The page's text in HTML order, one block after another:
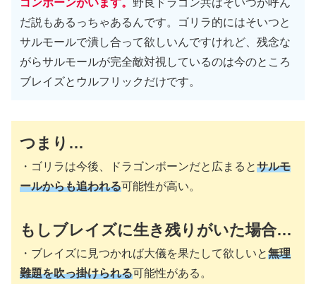
ゴンボーンがいます。 野良ドラゴン共はそいつが呼ん
だ説もあるっちゃあるんです。ゴリラ的にはそいつと
サルモールで潰し合って欲しいんですけれど、残念な
がらサルモールが完全敵対視しているのは今のところ
ブレイズとウルフリックだけです。
つまり…
・ゴリラは今後、ドラゴンボーンだと広まるとサルモ
ールからも追われる可能性が高い。
もしブレイズに生き残りがいた場合…
・ブレイズに見つかれば大儀を果たして欲しいと無理
難題を吹っ掛けられる可能性がある。